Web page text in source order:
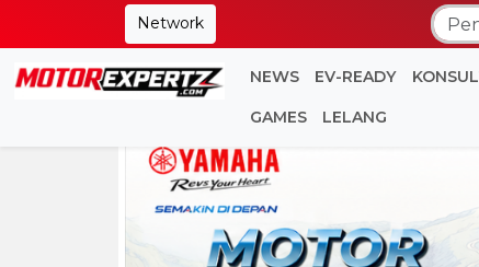
Network
NEWS EV-READY
GAMES LELANG